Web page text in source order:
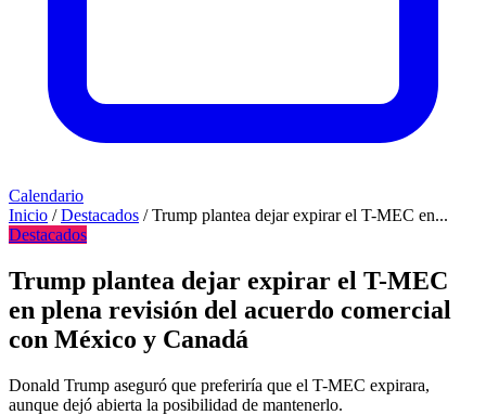
Calendario
Inicio / Destacados / Trump plantea dejar expirar el T-MEC en...
Destacados
Trump plantea dejar expirar el T-MEC
en plena revisión del acuerdo comercial
con México y Canadá
Donald Trump aseguró que preferiría que el T-MEC expirara,
aunque dejó abierta la posibilidad de mantenerlo.